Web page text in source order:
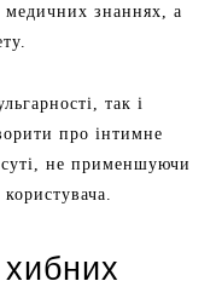
медичних знаннях, а
так і
про інтимне
не применшуючи